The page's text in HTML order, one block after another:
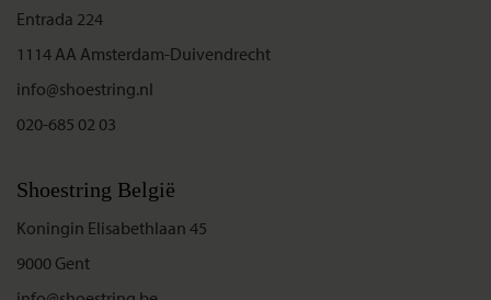
Entrada 224
1114 AA Amsterdam-Duivendrecht
info@shoestring.nl
020-685 02 03
Shoestring België
Koningin Elisabethlaan 45
9000 Gent